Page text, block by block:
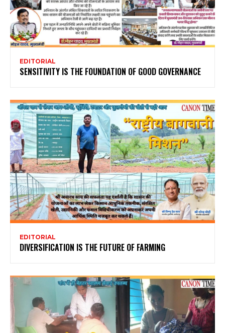
EDITORIAL
SENSITIVITY IS THE FOUNDATION OF GOOD GOVERNANCE
EDITORIAL
DIVERSIFICATION IS THE FUTURE OF FARMING